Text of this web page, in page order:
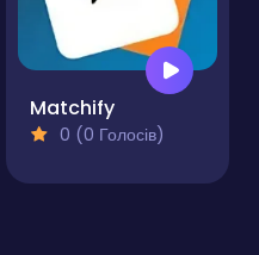
Matchify
0 (0 Голосів)